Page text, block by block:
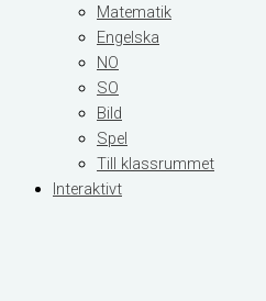
Matematik
Engelska
NO
SO
Bild
Spel
Till klassrummet
Interaktivt